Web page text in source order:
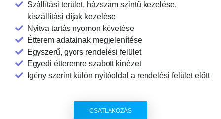
Szállítási terület, házszám szintű kezelése,
kiszállítási díjak kezelése
Nyitva tartás nyomon követése
Étterem adatainak megjelenítése
Egyszerű, gyors rendelési felület
Egyedi étteremre szabott kinézet
Igény szerint külön nyitóoldal a rendelési felület előtt
CSATLAKOZÁS